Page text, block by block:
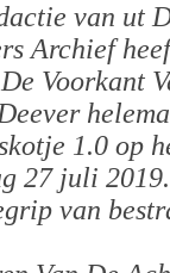
van ut
Archief
Voorkant
1.0 op
27 juli
van